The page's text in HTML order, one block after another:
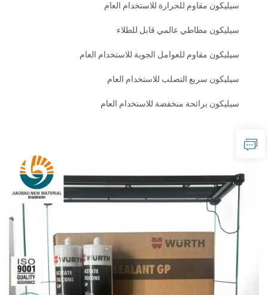
سيليكون مقاوم للحرارة للاستخدام العام
سيليكون مطاطي عالمي قابل للطلاء
سيليكون مقاوم للعوامل الجوية للاستخدام العام
سيليكون سريع التصلب للاستخدام العام
سيليكون برائحة منخفضة للاستخدام العام